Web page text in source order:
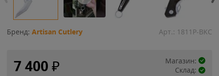
Бренд: Artisan Cutlery Арт.: 1811P-BKC
7 400 ₽
Магазин:
Склад: